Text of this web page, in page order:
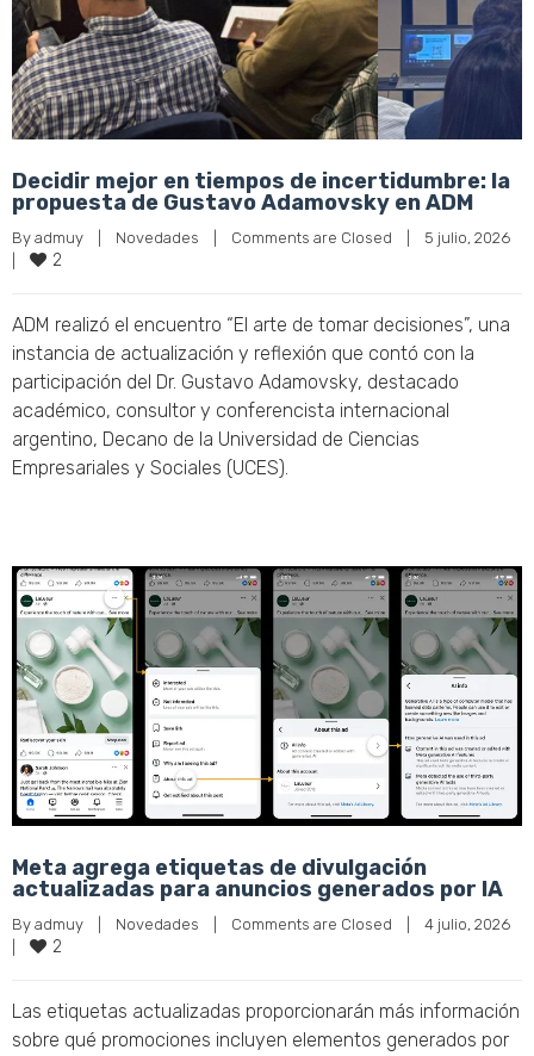
Decidir mejor en tiempos de incertidumbre: la
propuesta de Gustavo Adamovsky en ADM
By admuy Novedades Comments are Closed
2
ADM realizó el encuentro “El arte de tomar decisiones”, una
instancia de actualización y reflexión que contó con la
participación del Dr. Gustavo Adamovsky, destacado
académico, consultor y conferencista internacional
argentino, Decano de la Universidad de Ciencias
Empresariales y Sociales (UCES).
Meta agrega etiquetas de divulgación
actualizadas para anuncios generados por IA
By admuy Novedades Comments are Closed
2
Las etiquetas actualizadas proporcionarán más información
sobre qué promociones incluyen elementos generados por